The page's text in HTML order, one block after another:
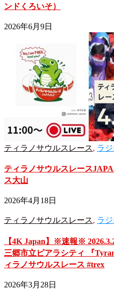
ンドくろいそ）
2026年6月9日
ティラノサウルスレース, ラ
ティラノサウルスレース
ス大山
2026年4月18日
ティラノサウルスレース, ラ
【4K Japan】※速報※
三郷市立ピアラシティ 『
ィラノサウルスレース #trex
2026年3月28日